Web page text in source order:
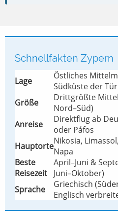
Schnellfakten Zypern
Lage
Östliches
Südküste der
Größe
Drittgrößte
Nord–Süd)
Anreise
Direktflug ab
oder Páfos
HauptorteNikosia,
Napa
Beste
Reisezeit
April–Juni &
Juni–Oktober)
Sprache
Griechisch
Englisch